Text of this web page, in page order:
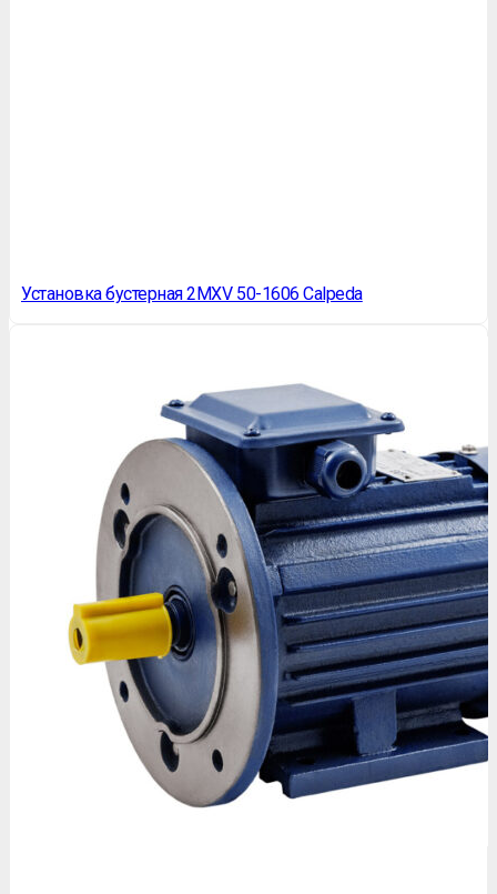
Установка бустерная 2MXV 50-1606 Calpeda